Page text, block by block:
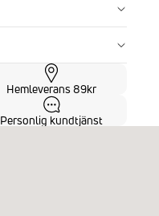
Hemleverans 89kr
Personlig kundtjänst